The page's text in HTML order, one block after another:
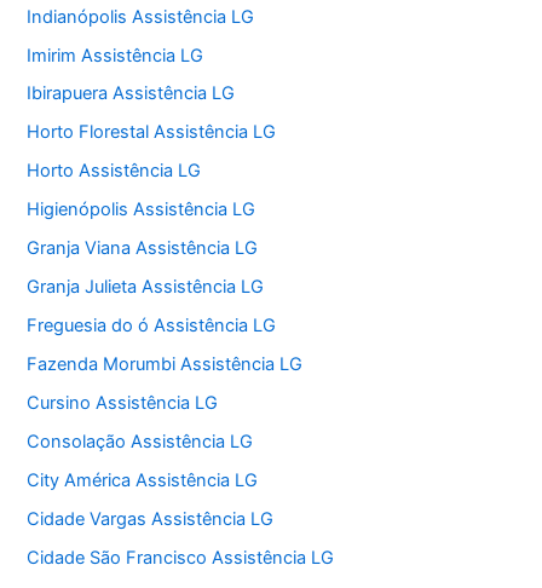
Indianópolis Assistência LG
Imirim Assistência LG
Ibirapuera Assistência LG
Horto Florestal Assistência LG
Horto Assistência LG
Higienópolis Assistência LG
Granja Viana Assistência LG
Granja Julieta Assistência LG
Freguesia do ó Assistência LG
Fazenda Morumbi Assistência LG
Cursino Assistência LG
Consolação Assistência LG
City América Assistência LG
Cidade Vargas Assistência LG
Cidade São Francisco Assistência LG